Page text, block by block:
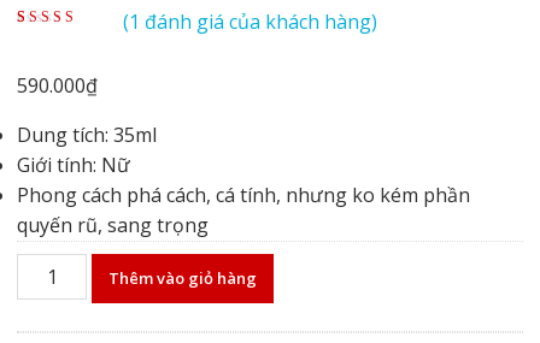
(1 đánh giá của khách hàng)
590.000₫
Dung tích: 35ml
Giới tính: Nữ
Phong cách phá cách, cá tính, nhưng ko kém phần
quyến rũ, sang trọng
Tinh
dầu
Dubai
Thêm vào giỏ hàng